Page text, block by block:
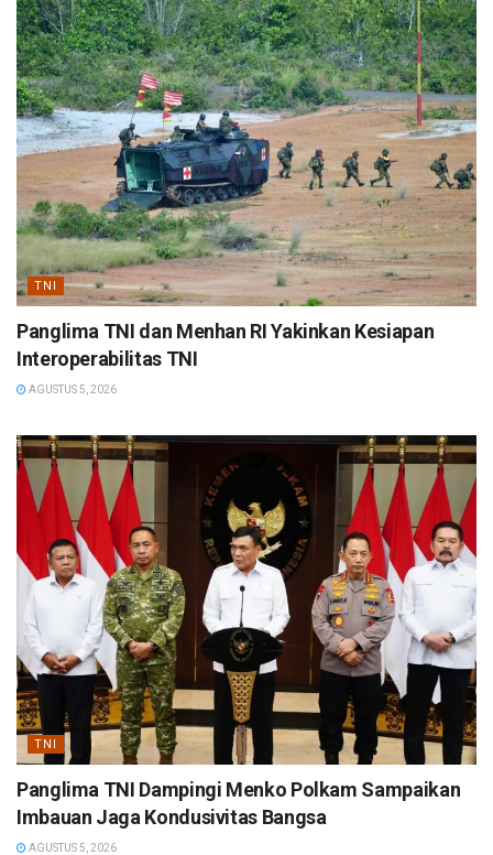
TNI
Panglima TNI dan Menhan RI Yakinkan Kesiapan
Interoperabilitas TNI
AGUSTUS 5, 2026
TNI
Panglima TNI Dampingi Menko Polkam Sampaikan
Imbauan Jaga Kondusivitas Bangsa
AGUSTUS 5, 2026